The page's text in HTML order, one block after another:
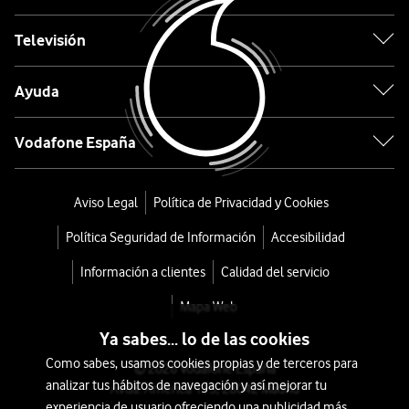
Re-
estrena
funciona
Re-
estrena?
Escribe
entregar
Televisión
Ayuda
Vodafone España
Aviso Legal Política de Privacidad y Cookies
Política Seguridad de Información Accesibilidad
Información a clientes Calidad del servicio
Mapa Web
© 2026 Vodafone España
Avda. América 115, 28042 Madrid
Ya sabes... lo de las cookies
Como sabes, usamos cookies propias y de terceros para
analizar tus hábitos de navegación y así mejorar tu